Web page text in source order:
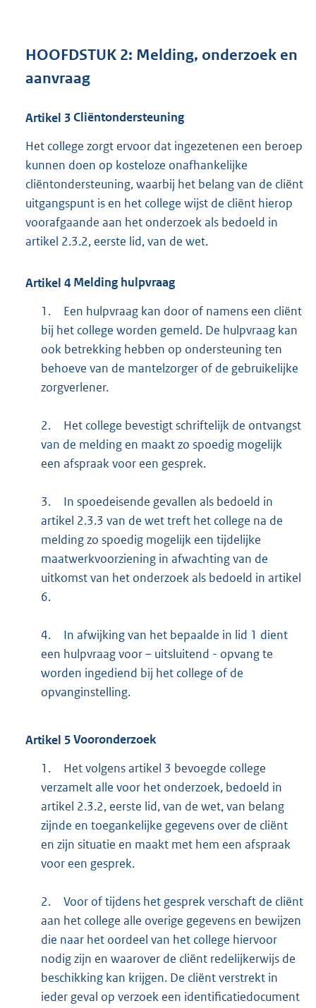
HOOFDSTUK 2: Melding, onderzoek en
aanvraag
Artikel 3Cliëntondersteuning
Het college zorgt ervoor dat ingezetenen een beroep
kunnen doen op kosteloze onafhankelijke
cliëntondersteuning, waarbij het belang van de cliënt
uitgangspunt is en het college wijst de cliënt hierop
voorafgaande aan het onderzoek als bedoeld in
artikel 2.3.2, eerste lid, van de wet.
Artikel 4 Melding hulpvraag
1.
Een hulpvraag kan door of namens een cliënt
bij het college worden gemeld. De hulpvraag kan
ook betrekking hebben op ondersteuning ten
behoeve van de mantelzorger of de gebruikelijke
zorgverlener.
2.
Het college bevestigt schriftelijk de ontvangst
van de melding en maakt zo spoedig mogelijk
een afspraak voor een gesprek.
3.
In spoedeisende gevallen als bedoeld in
artikel 2.3.3 van de wet treft het college na de
melding zo spoedig mogelijk een tijdelijke
maatwerkvoorziening in afwachting van de
uitkomst van het onderzoek als bedoeld in artikel
6.
4.
In afwijking van het bepaalde in lid 1 dient
een hulpvraag voor – uitsluitend - opvang te
worden ingediend bij het college of de
opvanginstelling.
Artikel 5Vooronderzoek
1.
Het volgens artikel 3 bevoegde college
verzamelt alle voor het onderzoek, bedoeld in
artikel 2.3.2, eerste lid, van de wet, van belang
zijnde en toegankelijke gegevens over de cliënt
en zijn situatie en maakt met hem een afspraak
voor een gesprek.
2.
Voor of tijdens het gesprek verschaft de cliënt
aan het college alle overige gegevens en bewijzen
die naar het oordeel van het college hiervoor
nodig zijn en waarover de cliënt redelijkerwijs de
beschikking kan krijgen. De cliënt verstrekt in
ieder geval op verzoek een identificatiedocument